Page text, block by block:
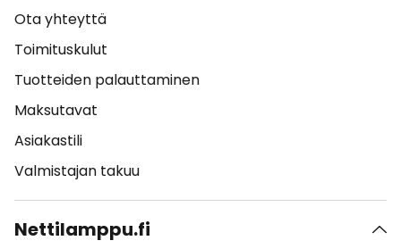
Ota yhteyttä
Toimituskulut
Tuotteiden palauttaminen
Maksutavat
Asiakastili
Valmistajan takuu
Nettilamppu.fi